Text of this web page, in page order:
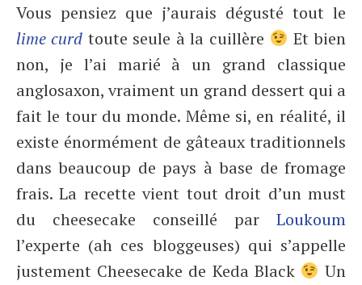
Vous pensiez que j’aurais dégusté tout le
lime curd toute seule à la cuillère
Et bien
non, je l’ai marié à un grand classique
anglosaxon, vraiment un grand dessert qui a
fait le tour du monde. Même si, en réalité, il
existe énormément de gâteaux traditionnels
dans beaucoup de pays à base de fromage
frais. La recette vient tout droit d’un must
du cheesecake conseillé par Loukoum
l’experte (ah ces bloggeuses) qui s’appelle
justement Cheesecake de Keda Black
Un